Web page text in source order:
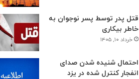
قتل پدر توسط پسر نوجوان به
خاطر بیکاری
خرداد ۱۰, ۱۴۰۵
احتمال شنیده شدن صدای
انفجار کنترل شده در یزد